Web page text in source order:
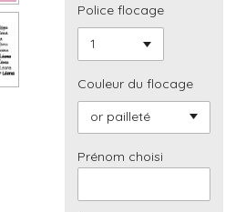
Police flocage
Couleur du flocage
Prénom choisi